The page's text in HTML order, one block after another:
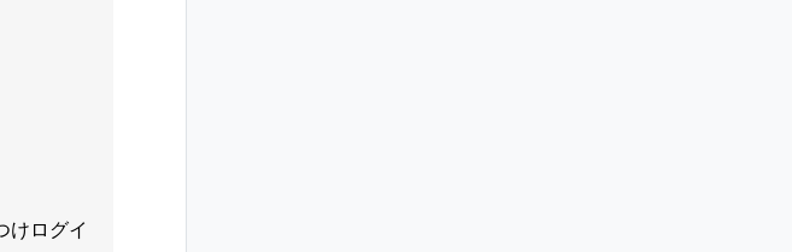
けログイ